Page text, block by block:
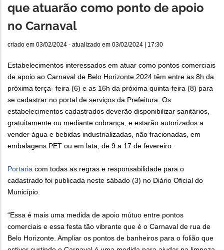
que atuarão como ponto de apoio
no Carnaval
criado em 03/02/2024 - atualizado em 03/02/2024 | 17:30
Estabelecimentos interessados em atuar como pontos comerciais
de apoio ao Carnaval de Belo Horizonte 2024 têm entre as 8h da
próxima terça- feira (6) e as 16h da próxima quinta-feira (8) para
se cadastrar no portal de serviços da Prefeitura. Os
estabelecimentos cadastrados deverão disponibilizar sanitários,
gratuitamente ou mediante cobrança, e estarão autorizados a
vender água e bebidas industrializadas, não fracionadas, em
embalagens PET ou em lata, de 9 a 17 de fevereiro.
Portaria com todas as regras e responsabilidade para o
cadastrado foi publicada neste sábado (3) no Diário Oficial do
Município.
“Essa é mais uma medida de apoio mútuo entre pontos
comerciais e essa festa tão vibrante que é o Carnaval de rua de
Belo Horizonte. Ampliar os pontos de banheiros para o folião que